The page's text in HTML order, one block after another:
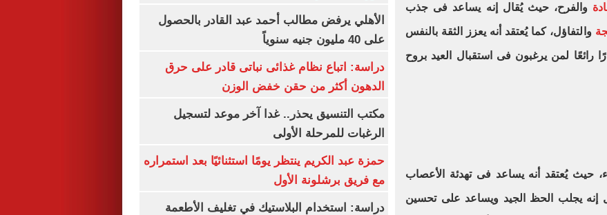
والفرح، حيث يُقال إنه يساعد فى جذب
والتفاؤل، كما يُعتقد أنه يعزز الثقة بالنفس
رائعًا لمن يرغبون فى استقبال العيد بروح
حيث يُعتقد أنه يساعد فى تهدئة الأعصاب
إنه يجلب الحظ الجيد ويساعد على تحسين
الأهلي يرفض مطالب أحمد عبد القادر بالحصول
على 40 مليون جنيه سنوياً
دراسة: اتباع نظام غذائى نباتى قادر على حرق
الدهون أكثر من حقن خفض الوزن
مكتب التنسيق يحذر.. غدا آخر موعد لتسجيل
الرغبات للمرحلة الأولى
حمزة عبد الكريم ينتظر يومًا استثنائيًا بعد استمراره
مع فريق برشلونة الأول
دراسة: استخدام البلاستيك في تغليف الأطعمة